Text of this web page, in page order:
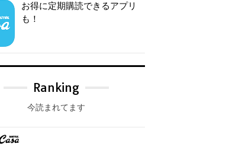
お得に定期購読できるアプリ
も！
Ranking
今読まれてます